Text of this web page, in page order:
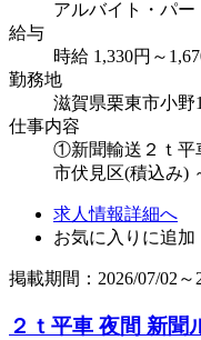
アルバイト・パー
給与
時給 1,330円～
勤務地
滋賀県栗東市小野
仕事内容
①新聞輸送２ｔ平
市伏見区(積込み)
求人情報詳細へ
お気に入りに追加
掲載期間：2026/07/02～
２ｔ平車 夜間 新聞